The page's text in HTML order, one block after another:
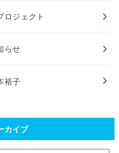
ロジェクト
らせ
裕子
カイブ